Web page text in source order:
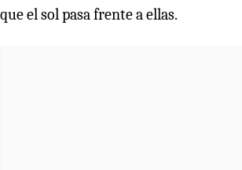
que el sol pasa frente a ellas.